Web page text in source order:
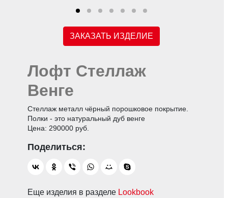
ЗАКАЗАТЬ ИЗДЕЛИЕ
Лофт Стеллаж
Венге
Стеллаж металл чёрный порошковое покрытие.
Полки - это натуральный дуб венге
Цена: 290000 руб.
Еще изделия в разделе Lookbook